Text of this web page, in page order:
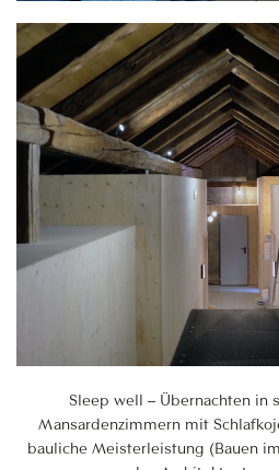
Sleep well – Übernachten in
Mansardenzimmern mit
bauliche Meisterleistung (Bauen